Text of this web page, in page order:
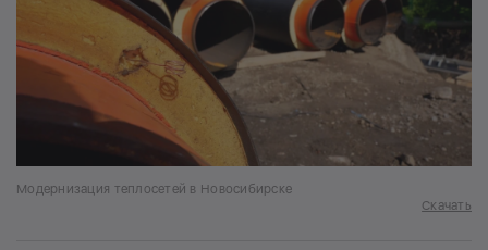
Модернизация теплосетей в Новосибирске
Скачать